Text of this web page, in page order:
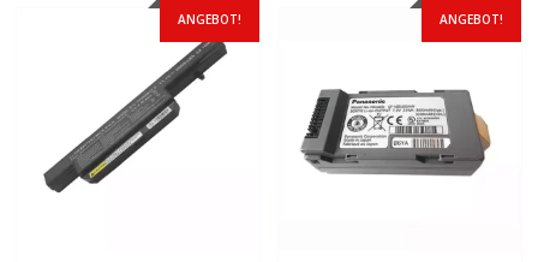
ANGEBOT! ANGEBOT!